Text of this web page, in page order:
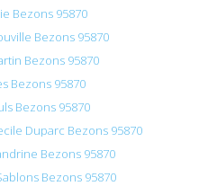
Bezons 95870
Bezons 95870
Bezons 95870
Bezons 95870
Bezons 95870
Duparc Bezons 95870
Bezons 95870
Bezons 95870